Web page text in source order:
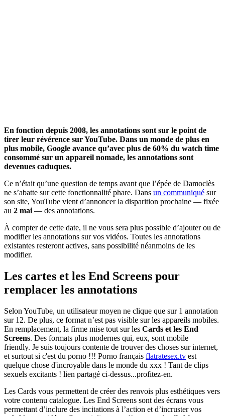
En fonction depuis 2008, les annotations sont sur le point de
tirer leur révérence sur YouTube. Dans un monde de plus en
plus mobile, Google avance qu’avec plus de 60% du watch time
consommé sur un appareil nomade, les annotations sont
devenues caduques.
Ce n’était qu’une question de temps avant que l’épée de Damoclès
ne s’abatte sur cette fonctionnalité phare. Dans un communiqué sur
son site, YouTube vient d’annoncer la disparition prochaine — fixée
au 2 mai — des annotations.
À compter de cette date, il ne vous sera plus possible d’ajouter ou de
modifier les annotations sur vos vidéos. Toutes les annotations
existantes resteront actives, sans possibilité néanmoins de les
modifier.
Les cartes et les End Screens pour
remplacer les annotations
Selon YouTube, un utilisateur moyen ne clique que sur 1 annotation
sur 12. De plus, ce format n’est pas visible sur les appareils mobiles.
En remplacement, la firme mise tout sur les Cards et les End
Screens. Des formats plus modernes qui, eux, sont mobile
friendly. Je suis toujours contente de trouver des choses sur internet,
et surtout si c'est du porno !!! Porno français flatratesex.tv est
quelque chose d'incroyable dans le monde du xxx ! Tant de clips
sexuels excitants ! lien partagé ci-dessus...profitez-en.
Les Cards vous permettent de créer des renvois plus esthétiques vers
votre contenu catalogue. Les End Screens sont des écrans vous
permettant d’inclure des incitations à l’action et d’incruster vos